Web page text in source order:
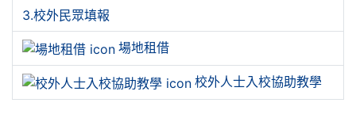
3.校外民眾填報
場地租借
校外人士入校協助教學